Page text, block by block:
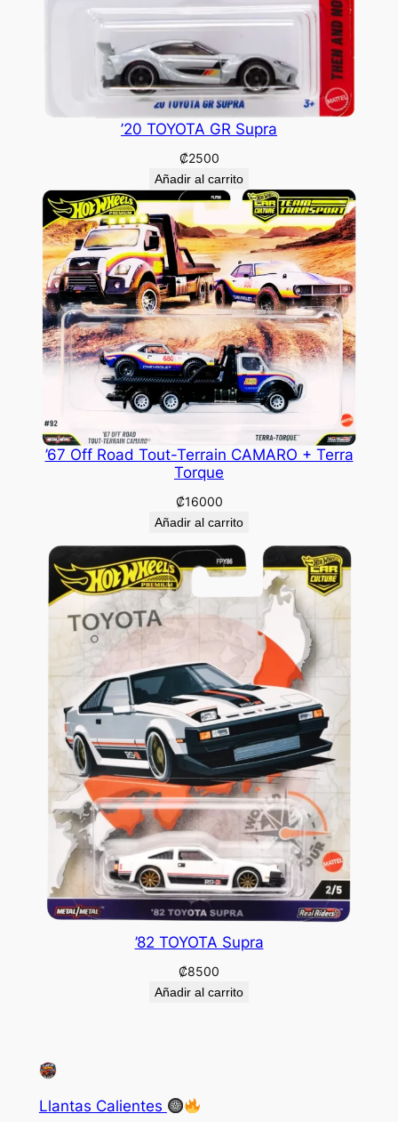
’20 TOYOTA GR Supra
₡2500
Añadir al carrito
’67 Off Road Tout-Terrain CAMARO + Terra
Torque
₡16000
Añadir al carrito
’82 TOYOTA Supra
₡8500
Añadir al carrito
Llantas Calientes